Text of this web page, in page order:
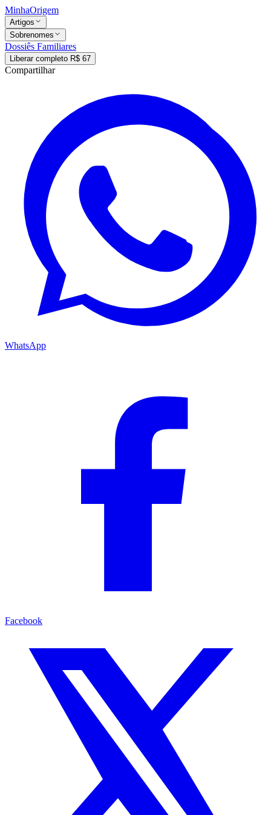
MinhaOrigem
Artigos
Sobrenomes
Dossiês Familiares
Liberar completo R$ 67
Compartilhar
WhatsApp
Facebook